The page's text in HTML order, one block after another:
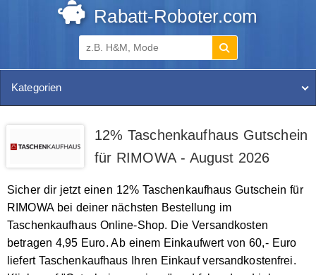
Rabatt-Roboter.com
Kategorien
12% Taschenkaufhaus Gutschein
für RIMOWA - August 2026
Sicher dir jetzt einen 12% Taschenkaufhaus Gutschein für
RIMOWA bei deiner nächsten Bestellung im
Taschenkaufhaus Online-Shop. Die Versandkosten
betragen 4,95 Euro. Ab einem Einkaufwert von 60,- Euro
liefert Taschenkaufhaus Ihren Einkauf versandkostenfrei.